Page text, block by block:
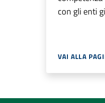
con gli enti
VAI ALLA